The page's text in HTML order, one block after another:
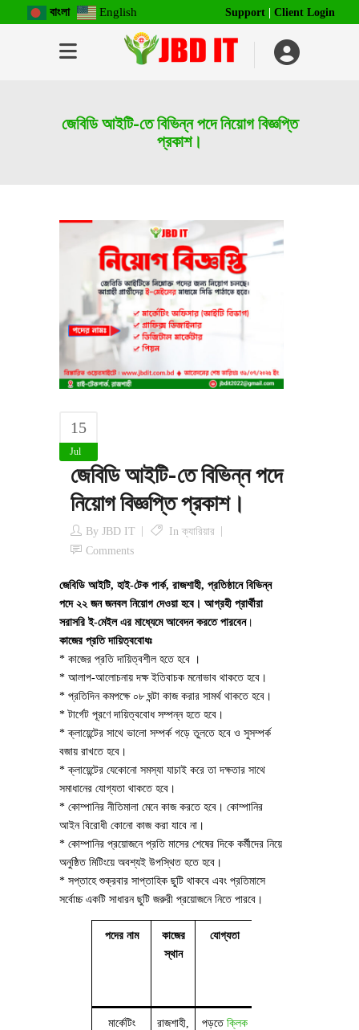
বাংলা English Support Client Login
জেবিডি আইটি-তে বিভিন্ন পদে নিয়োগ বিজ্ঞপ্তি
প্রকাশ।
15
Jul
জেবিডি আইটি-তে বিভিন্ন পদে
নিয়োগ বিজ্ঞপ্তি প্রকাশ।
By JBD IT Inক্যারিয়ার
Comments
জেবিডি আইটি, হাই-টেক পার্ক, রাজশাহী, প্রতিষ্ঠানে বিভিন্ন
পদে ২২ জন জনবল নিয়োগ দেওয়া হবে। আগ্রহী প্রার্থীরা
সরাসরি ই-মেইল এর মাধ্যেমে আবেদন করতে পারবেন।
কাজের প্রতি দায়িত্ববোধঃ
* কাজের প্রতি দায়িত্বশীল হতে হবে ।
* আলাপ-আলোচনায় দক্ষ ইতিবাচক মনোভাব থাকতে হবে।
* প্রতিদিন কমপক্ষে ০৮ ঘন্টা কাজ করার সামর্থ থাকতে হবে।
* টার্গেট পূরণে দায়িত্ববোধ সম্পন্ন হতে হবে।
* ক্লায়েন্টের সাথে ভালো সম্পর্ক গড়ে তুলতে হবে ও সুসম্পর্ক
বজায় রাখতে হবে।
* ক্লায়েন্টের যেকোনো সমস্যা যাচাই করে তা দক্ষতার সাথে
সমাধানের যোগ্যতা থাকতে হবে।
* কোম্পানির নীতিমালা মেনে কাজ করতে হবে। কোম্পানির
আইন বিরোধী কোনো কাজ করা যাবে না।
* কোম্পানির প্রয়োজনে প্রতি মাসের শেষের দিকে কর্মীদের নিয়ে
অনুষ্ঠিত মিটিংয়ে অবশ্যই উপস্থিত হতে হবে।
* সপ্তাহে শুক্রবার সাপ্তাহিক ছুটি থাকবে এবং প্রতিমাসে
সর্বোচ্চ একটি সাধারন ছুটি জরুরী প্রয়োজনে নিতে পারবে।
পদের নাম
কাজের
স্থান
যোগ্যতা
মার্কেটিং
রাজশাহী,
পড়তে ক্লিক